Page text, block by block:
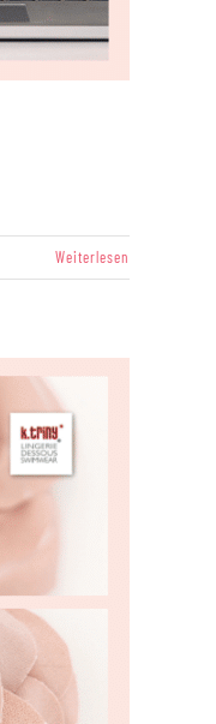
Weiterlesen